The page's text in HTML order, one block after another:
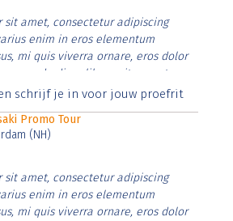
sit amet, consectetur adipiscing
enim in eros elementum
mi quis viverra ornare, eros dolor
diam libero vitae erat.
et justo cursus id rutrum lorem
schrijf je in voor jouw proefrit
Promo Tour
(NH)
sit amet, consectetur adipiscing
enim in eros elementum
mi quis viverra ornare, eros dolor